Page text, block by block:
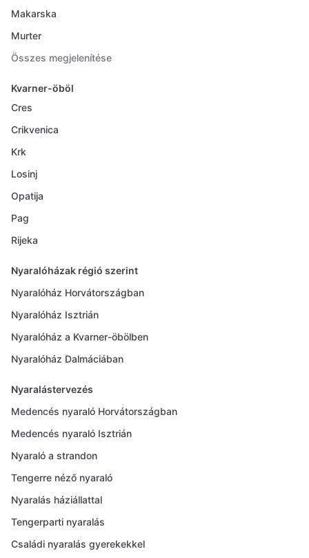
Makarska
Murter
Összes megjelenítése
Kvarner-öböl
Cres
Crikvenica
Krk
Losinj
Opatija
Pag
Rijeka
Nyaralóházak régió szerint
Nyaralóház Horvátországban
Nyaralóház Isztrián
Nyaralóház a Kvarner-öbölben
Nyaralóház Dalmáciában
Nyaralástervezés
Medencés nyaraló Horvátországban
Medencés nyaraló Isztrián
Nyaraló a strandon
Tengerre néző nyaraló
Nyaralás háziállattal
Tengerparti nyaralás
Családi nyaralás gyerekekkel